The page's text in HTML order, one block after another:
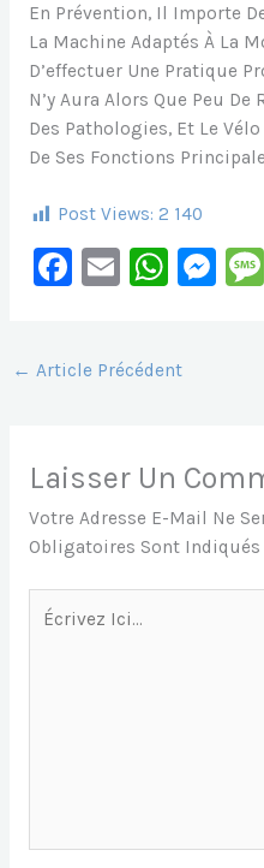
En Prévention, Il Importe
La Machine Adaptés À La
D’effectuer Une Pratique
N’y Aura Alors Que Peu
Des Pathologies, Et Le
De Ses Fonctions
Post Views: 2 140
F
E
O
K
E
L
W
S
P
P
M
G
Er
← Article Précédent
Laisser Un
Votre Adresse E-Mail Ne
Obligatoires Sont Indiqués
Écrivez
Ici…